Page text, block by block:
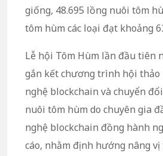
giống, 48.695 lồng nuôi tôm
tôm hùm các loại đạt khoảng
Lễ hội Tôm Hùm lần đầu tiên
gắn kết chương trình hội thảo
nghệ blockchain và chuyển
nuôi tôm hùm do chuyên gia
nghệ blockchain đồng hành
cáo, nhằm định hướng nâng